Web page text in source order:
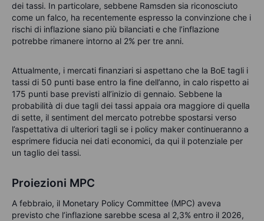
dei tassi. In particolare, sebbene Ramsden sia riconosciuto
come un falco, ha recentemente espresso la convinzione che i
rischi di inflazione siano più bilanciati e che l’inflazione
potrebbe rimanere intorno al 2% per tre anni.
Attualmente, i mercati finanziari si aspettano che la BoE tagli i
tassi di 50 punti base entro la fine dell’anno, in calo rispetto ai
175 punti base previsti all’inizio di gennaio. Sebbene la
probabilità di due tagli dei tassi appaia ora maggiore di quella
di sette, il sentiment del mercato potrebbe spostarsi verso
l’aspettativa di ulteriori tagli se i policy maker continueranno a
esprimere fiducia nei dati economici, da qui il potenziale per
un taglio dei tassi.
Proiezioni MPC
A febbraio, il Monetary Policy Committee (MPC) aveva
previsto che l’inflazione sarebbe scesa al 2,3% entro il 2026,